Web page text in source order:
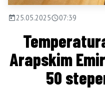
25.05.2025 07:39
Arapskim
50